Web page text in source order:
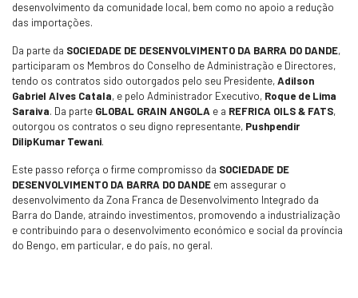
desenvolvimento da comunidade local, bem como no apoio a redução
das importações.
Da parte da SOCIEDADE DE DESENVOLVIMENTO DA BARRA DO DANDE,
participaram os Membros do Conselho de Administração e Directores,
tendo os contratos sido outorgados pelo seu Presidente,Adilson
Gabriel Alves Catala, e pelo Administrador Executivo, Roque de Lima
Saraiva. Da parte GLOBAL GRAIN ANGOLA e a REFRICA OILS & FATS,
outorgou os contratos o seu digno representante, Pushpendir
DilipKumar Tewani.
Este passo reforça o firme compromisso da SOCIEDADE DE
DESENVOLVIMENTO DA BARRA DO DANDE em assegurar o
desenvolvimento da Zona Franca de Desenvolvimento Integrado da
Barra do Dande, atraindo investimentos, promovendo a industrialização
e contribuindo para o desenvolvimento económico e social da província
do Bengo, em particular, e do país, no geral.